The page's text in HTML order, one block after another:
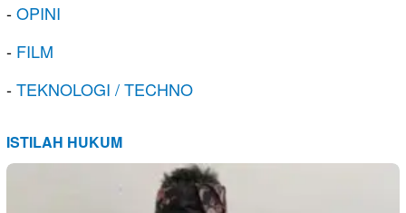
-OPINI
- FILM
-TEKNOLOGI / TECHNO
ISTILAH HUKUM